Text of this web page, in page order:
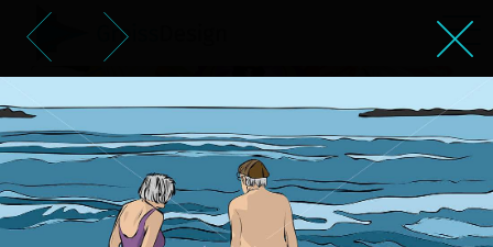
זוג קשישים מול הים